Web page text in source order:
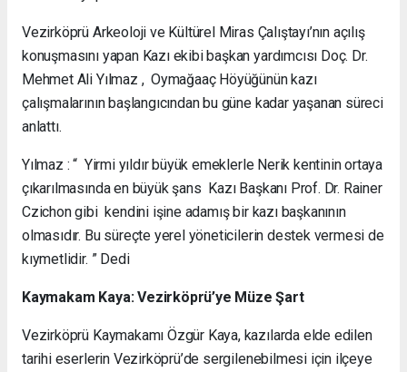
Vezirköprü Arkeoloji ve Kültürel Miras Çalıştayı’nın açılış
konuşmasını yapan Kazı ekibi başkan yardımcısı Doç. Dr.
Mehmet Ali Yılmaz , Oymağaaç Höyüğünün kazı
çalışmalarının başlangıcından bu güne kadar yaşanan süreci
anlattı.
Yılmaz : “ Yirmi yıldır büyük emeklerle Nerik kentinin ortaya
çıkarılmasında en büyük şans Kazı Başkanı Prof. Dr. Rainer
Czichon gibi kendini işine adamış bir kazı başkanının
olmasıdır. Bu süreçte yerel yöneticilerin destek vermesi de
kıymetlidir. ” Dedi
Kaymakam Kaya: Vezirköprü’ye Müze Şart
Vezirköprü Kaymakamı Özgür Kaya, kazılarda elde edilen
tarihi eserlerin Vezirköprü’de sergilenebilmesi için ilçeye